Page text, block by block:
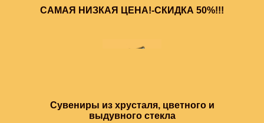
САМАЯ НИЗКАЯ ЦЕНА!-СКИДКА 50%!!!
Сувениры из хрусталя, цветного и
выдувного стекла